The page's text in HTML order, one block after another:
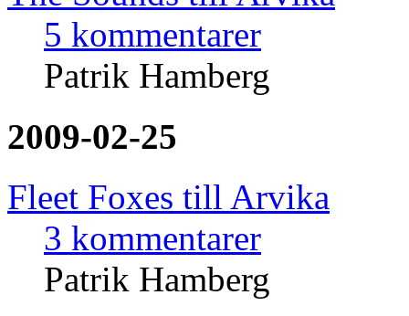
5 kommentarer
Patrik Hamberg
2009-02-25
Fleet Foxes till Arvika
3 kommentarer
Patrik Hamberg